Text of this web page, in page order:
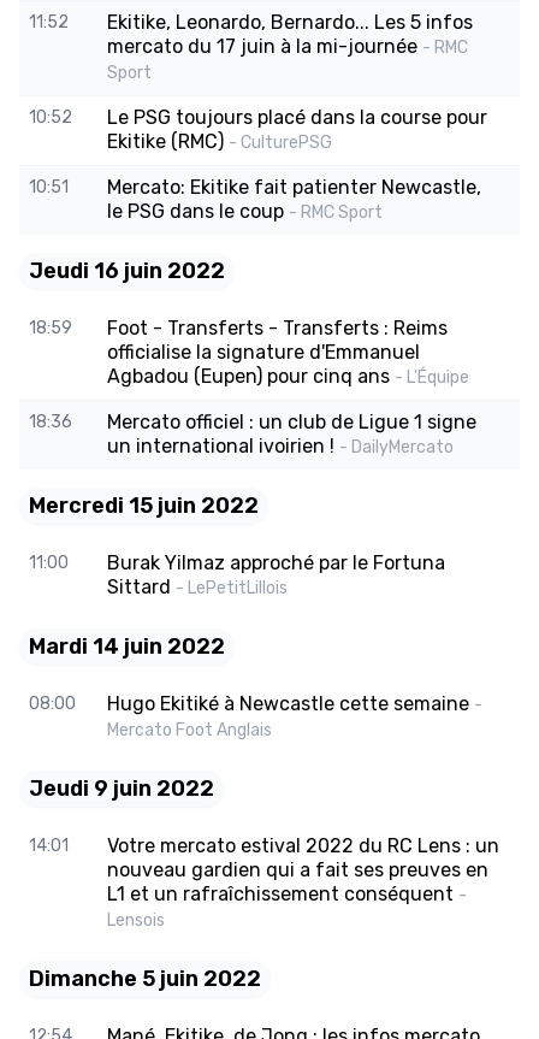
11:52
Ekitike, Leonardo, Bernardo... Les 5 infos
mercato du 17 juin à la mi-journée - RMC
Sport
10:52
Le PSG toujours placé dans la course pour
Ekitike (RMC) - CulturePSG
10:51
Mercato: Ekitike fait patienter Newcastle,
le PSG dans le coup - RMC Sport
Jeudi 16 juin 2022
18:59
Foot - Transferts - Transferts : Reims
officialise la signature d'Emmanuel
Agbadou (Eupen) pour cinq ans - L'Équipe
18:36
Mercato officiel : un club de Ligue 1 signe
un international ivoirien ! - DailyMercato
Mercredi 15 juin 2022
11:00
Burak Yilmaz approché par le Fortuna
Sittard - LePetitLillois
Mardi 14 juin 2022
08:00 Hugo Ekitiké à Newcastle cette semaine -
Mercato Foot Anglais
Jeudi 9 juin 2022
14:01
Votre mercato estival 2022 du RC Lens : un
nouveau gardien qui a fait ses preuves en
L1 et un rafraîchissement conséquent -
Lensois
Dimanche 5 juin 2022